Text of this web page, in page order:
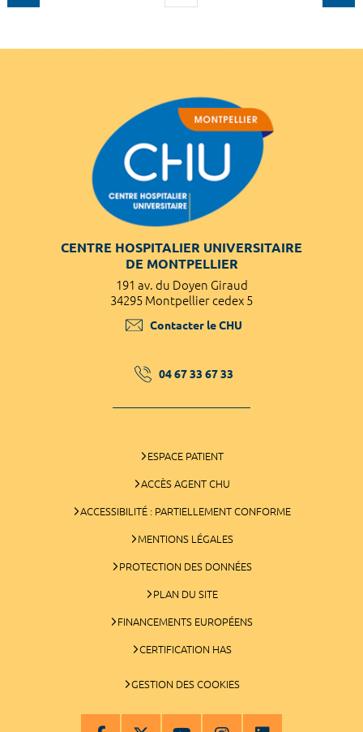
CENTRE HOSPITALIER UNIVERSITAIRE
DE MONTPELLIER
191 av. du Doyen Giraud
34295 Montpellier cedex 5
Contacter le CHU
04 67 33 67 33
ESPACE PATIENT
ACCÈS AGENT CHU
ACCESSIBILITÉ : PARTIELLEMENT CONFORME
MENTIONS LÉGALES
PROTECTION DES DONNÉES
PLAN DU SITE
FINANCEMENTS EUROPÉENS
CERTIFICATION HAS
GESTION DES COOKIES